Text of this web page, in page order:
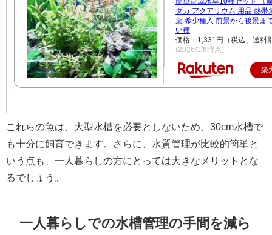
ダカ アクアリウム 用品 熱帯
薬 希少種入 前景から後景ま
い種
価格：1,331円（税込、送料
(2026/1/6時点)
楽
これらの魚は、大型水槽を必要としないため、30cm水槽で
も十分に飼育できます。さらに、水質管理が比較的簡単と
いう点も、一人暮らしの方にとっては大きなメリットとな
るでしょう。
一人暮らしでの水槽管理の手間を減ら